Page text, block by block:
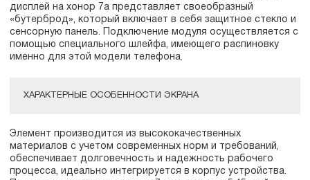
дисплей на хонор 7а представляет своеобразный
«бутерброд», который включает в себя защитное стекло и
сенсорную панель. Подключение модуля осуществляется с
помощью специального шлейфа, имеющего распиновку
именно для этой модели телефона.
ХАРАКТЕРНЫЕ ОСОБЕННОСТИ ЭКРАНА
Элемент производится из высококачественных
материалов с учетом современных норм и требований,
обеспечивает долговечность и надежность рабочего
процесса, идеально интегрируется в корпус устройства.